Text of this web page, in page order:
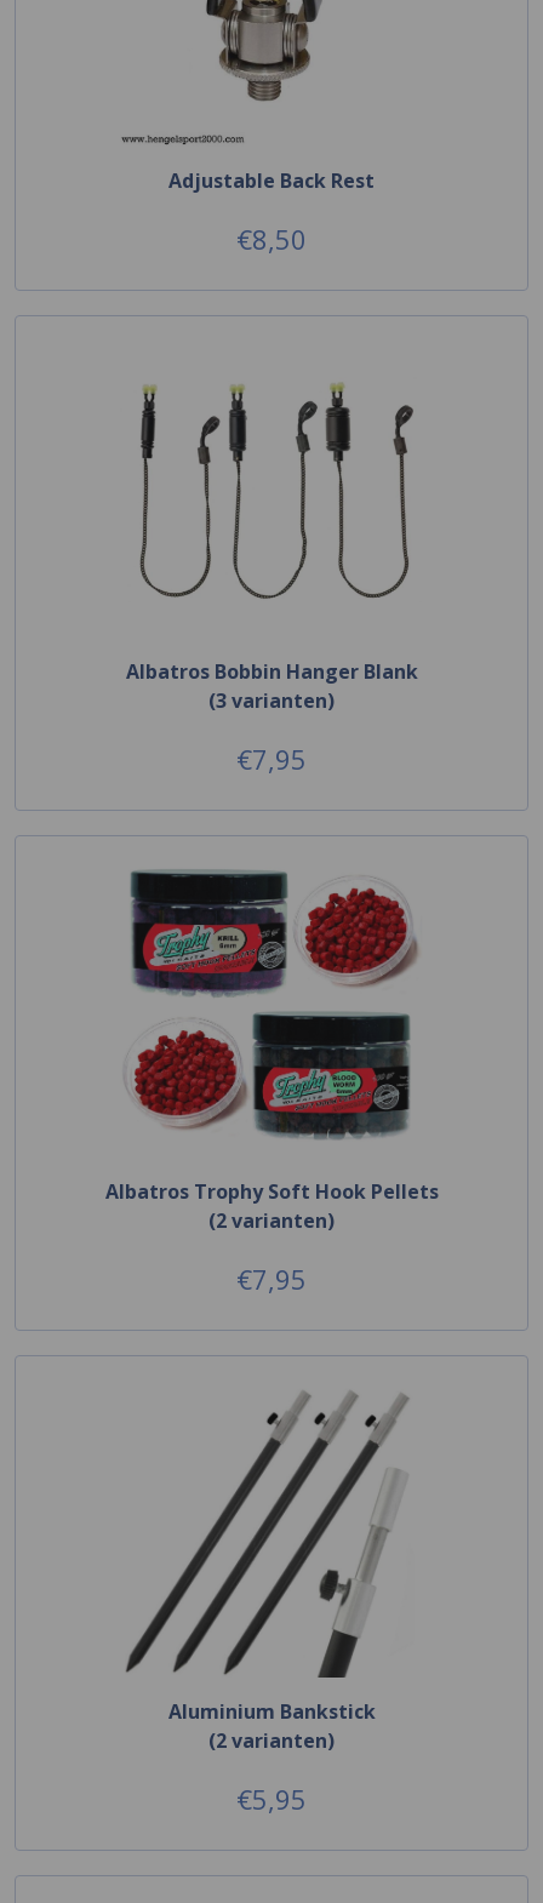
Adjustable Back Rest
€8,50
Albatros Bobbin Hanger Blank
(3 varianten)
€7,95
Albatros Trophy Soft Hook Pellets
(2 varianten)
€7,95
Aluminium Bankstick
(2 varianten)
€5,95